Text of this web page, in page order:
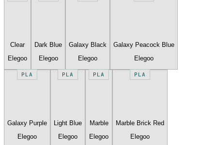
Clear
Elegoo
Dark Blue
Elegoo
Galaxy Black
Elegoo
Galaxy Peacock Blue
Elegoo
PLA
Galaxy Purple
Elegoo
PLA
Light Blue
Elegoo
PLA
Marble
Elegoo
PLA
Marble Brick Red
Elegoo